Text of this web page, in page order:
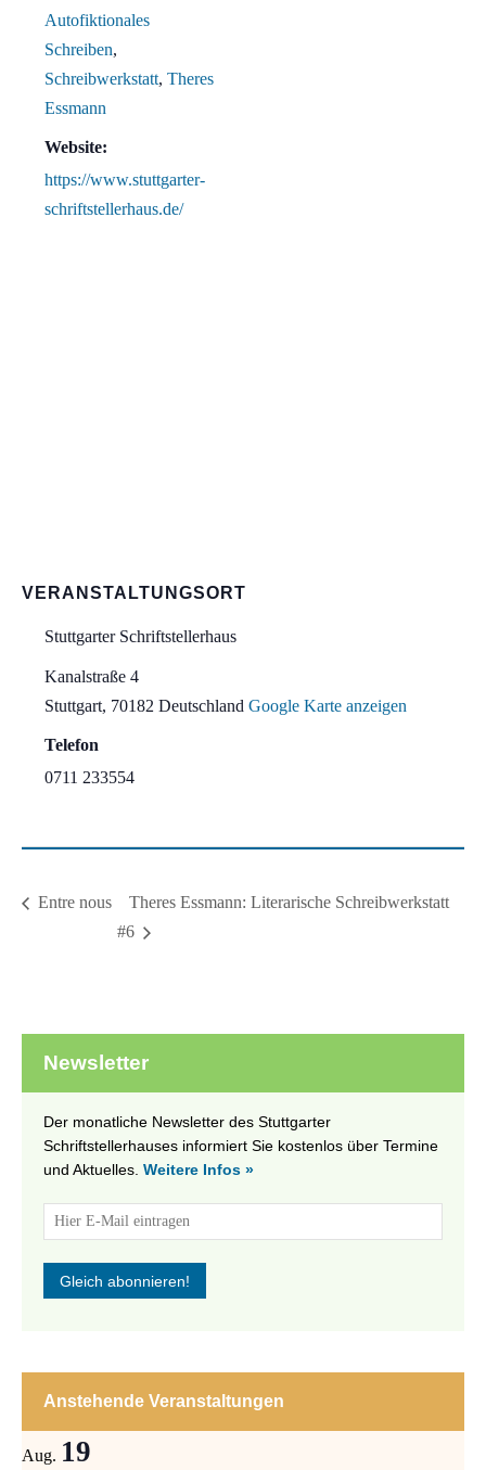
Autofiktionales
Schreiben,
Schreibwerkstatt, Theres
Essmann
Website:
https://www.stuttgarter-
schriftstellerhaus.de/
VERANSTALTUNGSORT
Stuttgarter Schriftstellerhaus
Kanalstraße 4
Stuttgart, 70182 Deutschland Google Karte anzeigen
Telefon
0711 233554
Entre nous
Theres Essmann: Literarische Schreibwerkstatt
#6
Newsletter
Der monatliche Newsletter des Stuttgarter
Schriftstellerhauses informiert Sie kostenlos über Termine
und Aktuelles. Weitere Infos »
Anstehende Veranstaltungen
Aug. 19